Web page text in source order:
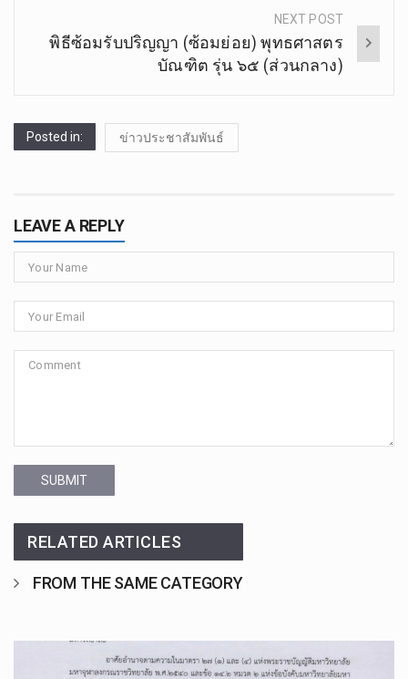
NEXT POST
พิธีซ้อมรับปริญญา (ซ้อมย่อย) พุทธศาสตร
บัณฑิต รุ่น ๖๕ (ส่วนกลาง)
Posted in: ข่าวประชาสัมพันธ์
LEAVE A REPLY
SUBMIT
RELATED ARTICLES
FROM THE SAME CATEGORY